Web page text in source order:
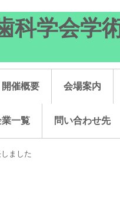
科学会学
開催概要 会場案内
一覧 問い合わせ先
ました